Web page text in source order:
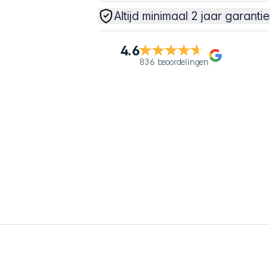
Altijd minimaal 2 jaar garantie
4.6
836 beoordelingen